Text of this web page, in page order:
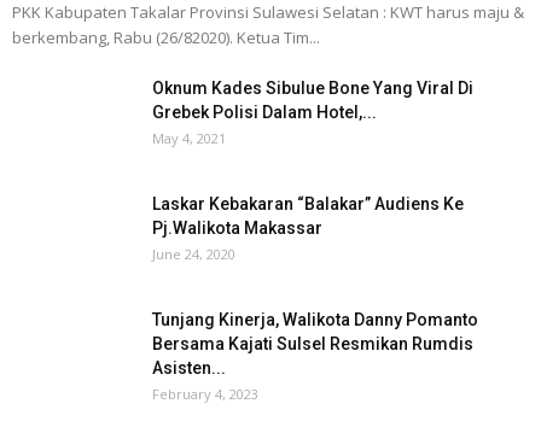
PKK Kabupaten Takalar Provinsi Sulawesi Selatan : KWT harus maju &
berkembang, Rabu (26/82020). Ketua Tim...
Oknum Kades Sibulue Bone Yang Viral Di
Grebek Polisi Dalam Hotel,...
May 4, 2021
Laskar Kebakaran “Balakar” Audiens Ke
Pj.Walikota Makassar
June 24, 2020
Tunjang Kinerja, Walikota Danny Pomanto
Bersama Kajati Sulsel Resmikan Rumdis
Asisten...
February 4, 2023